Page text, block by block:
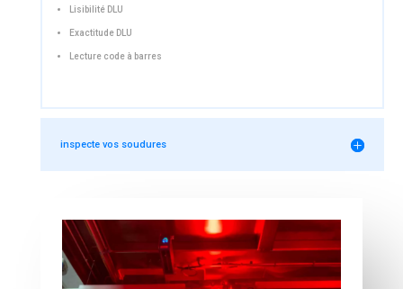
Lisibilité DLU
Exactitude DLU
Lecture code à barres
inspecte vos soudures